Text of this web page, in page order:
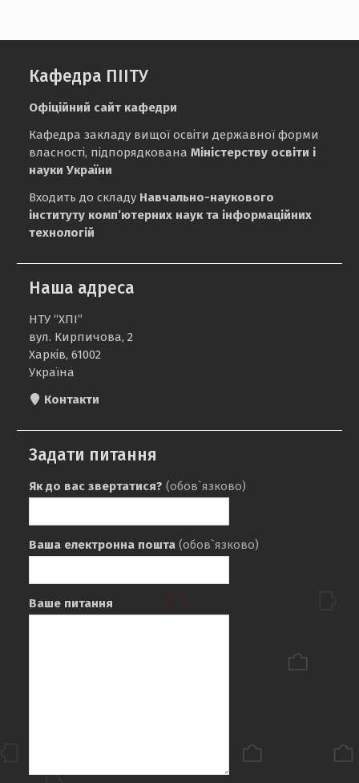
Кафедра ПІІТУ
Офіційний сайт кафедри
Кафедра закладу вищої освіти державної форми
власності, підпорядкованаМіністерству освіти і
науки України
Входить до складу Навчально-наукового
інституту комп’ютерних наук та інформаційних
технологій
Наша адреса
НТУ “ХПІ”
вул. Кирпичова, 2
Харків, 61002
Україна
Контакти
Задати питання
Як до вас звертатися? (обов`язково)
Ваша електронна пошта (обов`язково)
Ваше питання